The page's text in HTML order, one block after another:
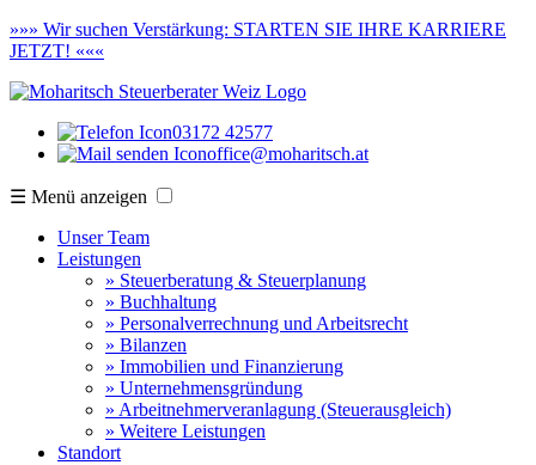
»»» Wir suchen Verstärkung: STARTEN SIE IHRE KARRIERE
JETZT! «««
03172 42577
office@moharitsch.at
☰ Menü anzeigen
Unser Team
Leistungen
» Steuerberatung & Steuerplanung
» Buchhaltung
» Personalverrechnung und Arbeitsrecht
» Bilanzen
» Immobilien und Finanzierung
» Unternehmensgründung
» Arbeitnehmerveranlagung (Steuerausgleich)
» Weitere Leistungen
Standort